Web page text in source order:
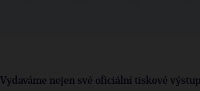
Vydaváme nejen své oficiální tiskové